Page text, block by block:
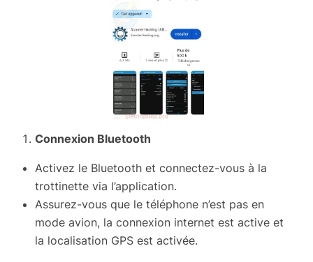
Connexion Bluetooth
Activez le Bluetooth et connectez-vous à la
trottinette via l’application.
Assurez-vous que le téléphone n’est pas en
mode avion, la connexion internet est active et
la localisation GPS est activée.